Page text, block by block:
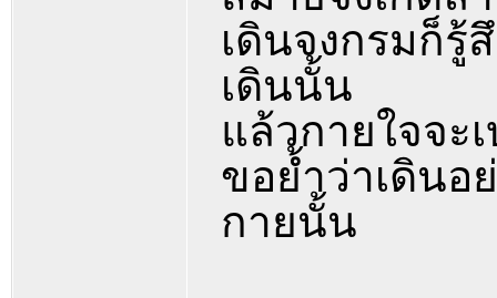
เดินจงกรมก็รู้
เดินนั้น
แล้วกายใจจะ
ขอย้ำว่าเดินอ
กายนั้น